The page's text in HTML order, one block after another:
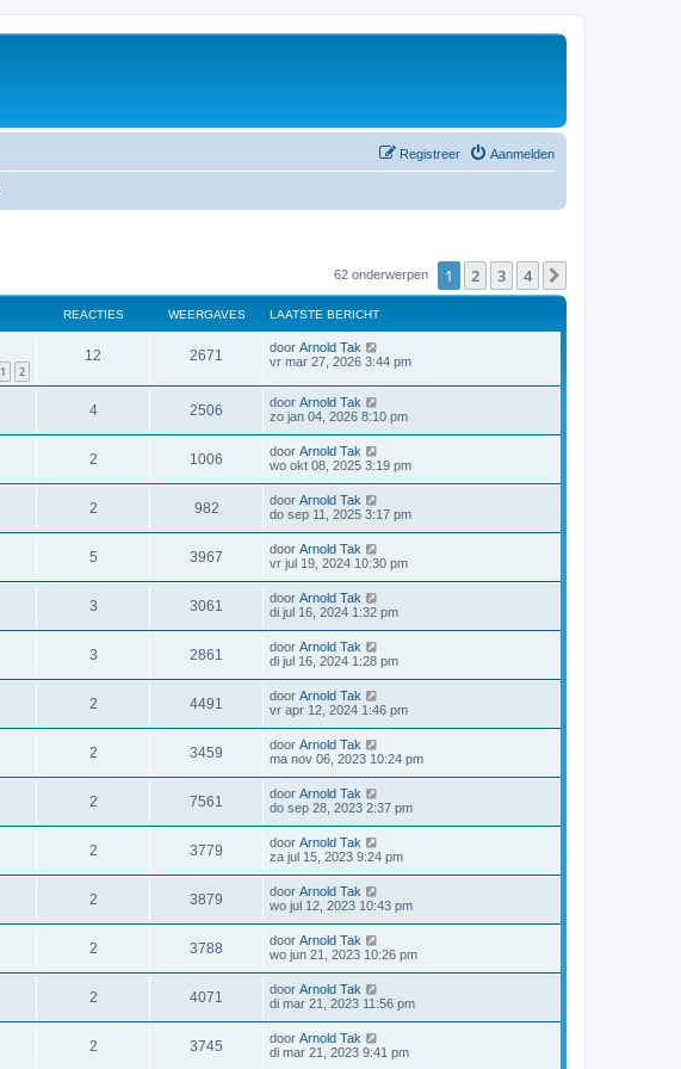
Aanmelden
Registreer
62 onderwerpen 1 2 3 4
REACTIES WEERGAVES LAATSTE BERICHT
1 2
12 2671 door Arnold Tak
vr mar 27, 2026 3:44 pm
4 2506 door Arnold Tak
zo jan 04, 2026 8:10 pm
2 1006 door Arnold Tak
wo okt 08, 2025 3:19 pm
2 982 door Arnold Tak
do sep 11, 2025 3:17 pm
5 3967 door Arnold Tak
vr jul 19, 2024 10:30 pm
3 3061 door Arnold Tak
di jul 16, 2024 1:32 pm
3 2861 door Arnold Tak
di jul 16, 2024 1:28 pm
2 4491 door Arnold Tak
vr apr 12, 2024 1:46 pm
2 3459 door Arnold Tak
ma nov 06, 2023 10:24 pm
2 7561 door Arnold Tak
do sep 28, 2023 2:37 pm
2 3779 door Arnold Tak
za jul 15, 2023 9:24 pm
2 3879 door Arnold Tak
wo jul 12, 2023 10:43 pm
2 3788 door Arnold Tak
wo jun 21, 2023 10:26 pm
2 4071 door Arnold Tak
di mar 21, 2023 11:56 pm
2 3745 door Arnold Tak
di mar 21, 2023 9:41 pm